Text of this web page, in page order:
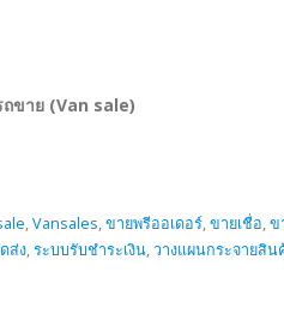
ขาย (Van sale)
,Vansales,ขายพรีออเดอร์,ขายเชื่อ,ข
ส่ง,ระบบรับชำระเงิน,วางแผนกระจายสิน